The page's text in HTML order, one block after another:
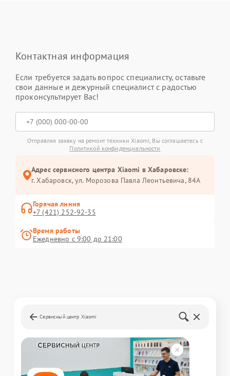
Контактная информация
Если требуется задать вопрос специалисту, оставьте
свои данные и дежурный специалист с радостью
проконсультирует Вас!
Отправляя заявку на ремонт техники Xiaomi, Вы соглашаетесь с
Политикой конфиденциальности
Адрес сервисного центра Xiaomi в Хабаровске:
г. Хабаровск, ул. Морозова Павла Леонтьевича, 84А
Горячая линия
+7 (421) 252-92-35
Время работы
Ежедневно с 9:00 до 21:00
Сервисный центр Xiaomi